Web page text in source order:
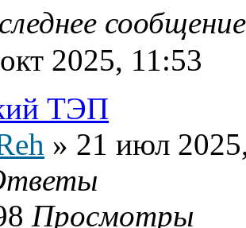
2025, 11:53
ТЭП
» 21 июл
Просмотры